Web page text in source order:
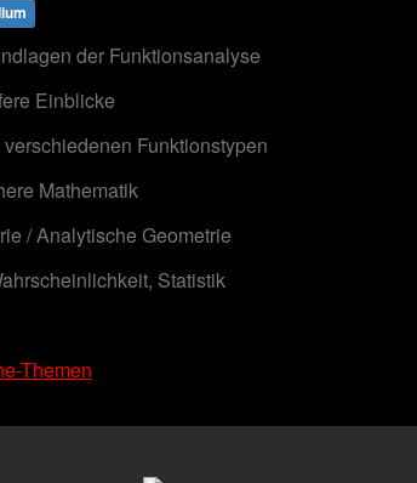
der Funktionsanalyse
Einblicke
Funktionstypen
Mathematik
/ Analytische Geometrie
Statistik
Themen